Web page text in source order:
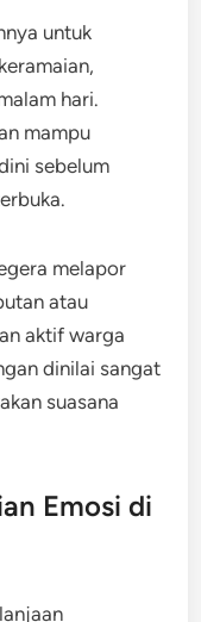
untuk
hari.
mampu
sebelum
melapor
atau
aktif warga
dinilai sangat
suasana
Emosi di